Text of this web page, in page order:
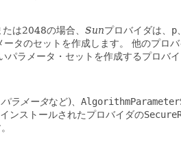
は2048の場合、 Sunプロバイダは、 p
タのセットを作成します。
他のプロ
ラメータ・セットを作成するプロバ
ラメータなど)、
ンストールされたプロバイダの